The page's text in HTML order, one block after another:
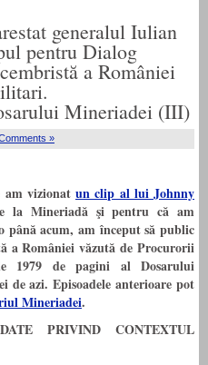
generalul Iulian
pentru Dialog
a României
Mineriadei (III)
»
am vizionat un clip al lui Johnny
la Mineriadă şi pentru că am
până acum, am început să public
a României văzută de Procurorii
1979 de pagini al Dosarului
de azi. Episoadele anterioare pot
Mineriadei.
PRIVIND CONTEXTUL